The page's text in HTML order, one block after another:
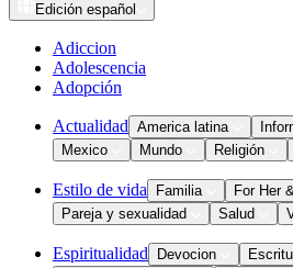
Edición español
Adiccion
Adolescencia
Adopción
Actualidad America latina
Mexico
Mundo Religión
Estilo de vida Familia
For Her
Pareja y sexualidad
Salud
Espiritualidad Devocion